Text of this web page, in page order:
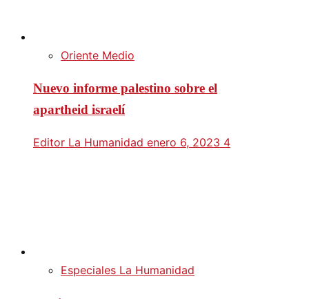
Oriente Medio
Nuevo informe palestino sobre el
apartheid israelí
Editor La Humanidad enero 6, 2023 4
Especiales La Humanidad